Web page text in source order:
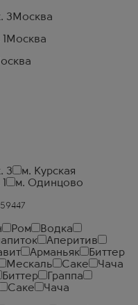
3
м. Курская
м. Одинцово
Ром
Водка
Аперитив
Арманьяк
Биттер
Мескаль Саке
Чача
Биттер
Граппа
Саке
Чача
3 Москва
Москва